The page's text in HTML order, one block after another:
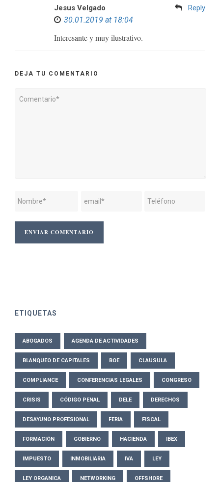
Jesus Velgado
30.01.2019 at 18:04
Reply
Interesante y muy ilustrativo.
DEJA TU COMENTARIO
ETIQUETAS
ABOGADOS AGENDA DE ACTIVIDADES
BLANQUEO DE CAPITALES BOE CLAUSULA
COMPLIANCE CONFERENCIAS LEGALES CONGRESO
CRISIS CÓDIGO PENAL DELE DERECHOS
DESAYUNO PROFESIONAL FERIA FISCAL
FORMACIÓN GOBIERNO HACIENDA IBEX
IMPUESTO INMOBILIARIA IVA LEY
LEY ORGANICA NETWORKING OFFSHORE